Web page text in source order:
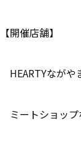
【開催店舗】
HEARTYながや
ミートショッ